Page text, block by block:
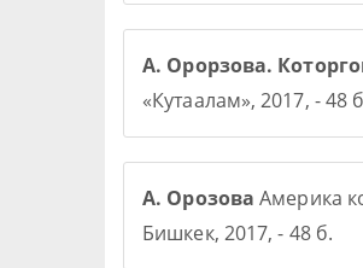
А. Орорзова.
«Кутаалам», 2017, - 48
А. Орозова Америка
Бишкек, 2017, - 48 б.